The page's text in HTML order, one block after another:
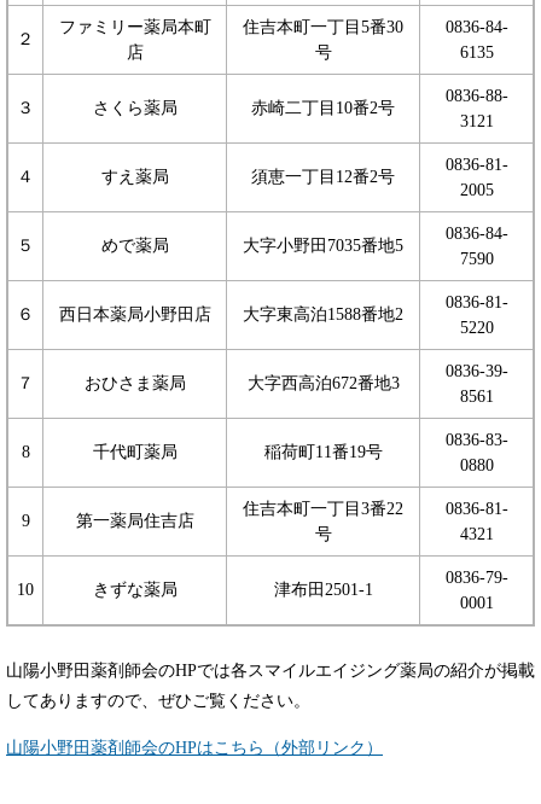
２
ファミリー薬局本町
店
住吉本町一丁目5番30
号
0836-84-
6135
３ さくら薬局 赤崎二丁目10番2号
0836-88-
3121
４ すえ薬局 須恵一丁目12番2号
0836-81-
2005
５ めで薬局 大字小野田7035番地5
0836-84-
7590
６ 西日本薬局小野田店 大字東高泊1588番地2
0836-81-
5220
７ おひさま薬局 大字西高泊672番地3
0836-39-
8561
8 千代町薬局 稲荷町11番19号
0836-83-
0880
9 第一薬局住吉店
住吉本町一丁目3番22
号
0836-81-
4321
10 きずな薬局 津布田2501-1
0836-79-
0001
山陽小野田薬剤師会のHPでは各スマイルエイジング薬局の紹介が掲載
してありますので、ぜひご覧ください。
山陽小野田薬剤師会のHPはこちら（外部リンク）